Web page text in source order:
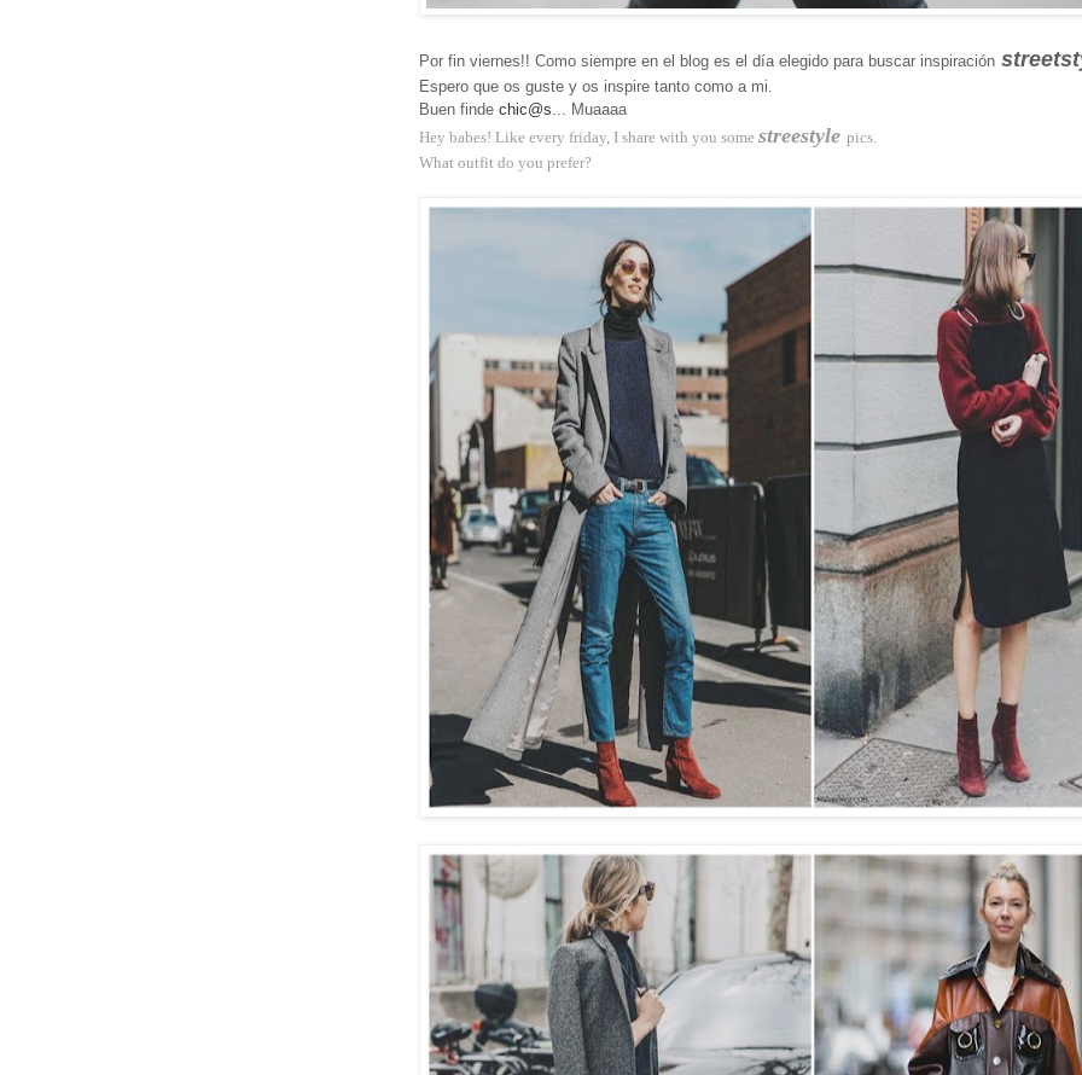
Por fin viernes!! Como siempre en el blog es el día elegido para buscar inspiración
Espero que os guste y os inspire tanto como a mi.
Buen finde chic@s... Muaaaa
Hey babes! Like every friday, I share with you some streestyle pics.
What outfit do you prefer?